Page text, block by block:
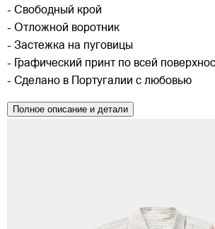
- Свободный крой
- Отложной воротник
- Застежка на пуговицы
- Графический принт по всей
- Сделано в Португалии с любовью
Полное описание и детали